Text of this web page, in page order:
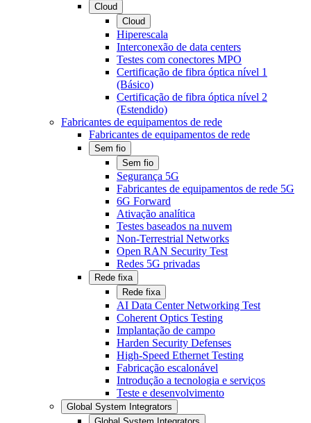
Cloud
Cloud
Hiperescala
Interconexão de data centers
Testes com conectores MPO
Certificação de fibra óptica nível 1
(Básico)
Certificação de fibra óptica nível 2
(Estendido)
Fabricantes de equipamentos de rede
Fabricantes de equipamentos de rede
Sem fio
Sem fio
Segurança 5G
Fabricantes de equipamentos de rede 5G
6G Forward
Ativação analítica
Testes baseados na nuvem
Non-Terrestrial Networks
Open RAN Security Test
Redes 5G privadas
Rede fixa
Rede fixa
AI Data Center Networking Test
Coherent Optics Testing
Implantação de campo
Harden Security Defenses
High-Speed Ethernet Testing
Fabricação escalonável
Introdução a tecnologia e serviços
Teste e desenvolvimento
Global System Integrators